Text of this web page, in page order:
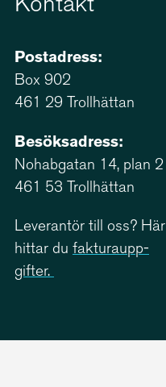
Kontakt
Postadress:
Box 902
461 29 Trollhättan
Besöksadress:
Nohabgatan 14, plan 2
461 53 Trollhättan
Leverantör till oss? Här
hittar du faktu­ra­upp­
gifter.